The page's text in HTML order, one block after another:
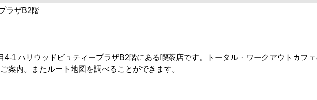
ラザB2階
4-1 ハリウッドビュティープラザB2階にある喫茶店です。トータル・ワークアウトカフ
案内。またルート地図を調べることができます。